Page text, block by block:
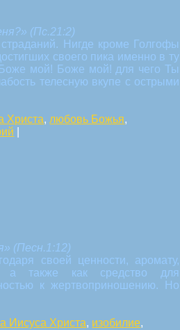
(Пс.21:2)
Нигде кроме Голгофы
своего пика именно в ту
мой! Боже мой! для чего Ты
телесную вкупе с острыми
Христа, любовь Божья,
(Песн.1:12)
своей ценности, аромату,
а также как средство для
к жертвоприношению. Но
Иисуса Христа, изобилие,